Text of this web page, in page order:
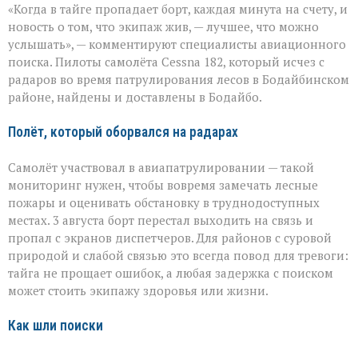
на
земле — это
главное»:
найдены
пилоты
пропавшего
самолёта
«Когда в тайге пропадает борт, каждая минута на счету, и
новость о том, что экипаж жив, — лучшее, что можно
услышать», — комментируют специалисты авиационного
поиска. Пилоты самолёта Cessna 182, который исчез с
радаров во время патрулирования лесов в Бодайбинском
районе, найдены и доставлены в Бодайбо.
Полёт, который оборвался на радарах
Самолёт участвовал в авиапатрулировании — такой
мониторинг нужен, чтобы вовремя замечать лесные
пожары и оценивать обстановку в труднодоступных
местах. 3 августа борт перестал выходить на связь и
пропал с экранов диспетчеров. Для районов с суровой
природой и слабой связью это всегда повод для тревоги:
тайга не прощает ошибок, а любая задержка с поиском
может стоить экипажу здоровья или жизни.
Как шли поиски